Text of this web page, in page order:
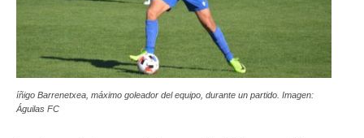
íñigo Barrenetxea, máximo goleador del equipo, durante un partido. Imagen:
Águilas FC